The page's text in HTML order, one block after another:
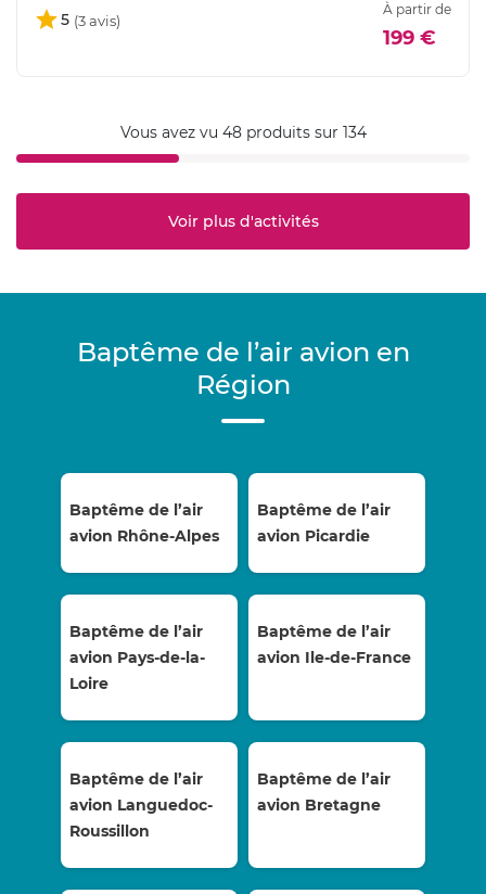
5
À partir de
199 €
Vous avez vu 48 produits sur 134
Voir plus d'activités
Baptême de l’air avion en
Région
Baptême de l’air
avion Rhône-Alpes
Baptême de l’air
avion Picardie
Baptême de l’air
avion Pays-de-la-
Loire
Baptême de l’air
avion Ile-de-France
Baptême de l’air
avion Languedoc-
Roussillon
Baptême de l’air
avion Bretagne